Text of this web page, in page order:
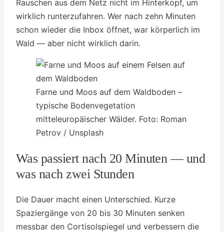
Rauschen aus dem Netz nicht im Hinterkopf, um
wirklich runterzufahren. Wer nach zehn Minuten
schon wieder die Inbox öffnet, war körperlich im
Wald — aber nicht wirklich darin.
Farne und Moos auf dem Waldboden –
typische Bodenvegetation
mitteleuropäischer Wälder. Foto: Roman
Petrov / Unsplash
Was passiert nach 20 Minuten — und
was nach zwei Stunden
Die Dauer macht einen Unterschied. Kurze
Spaziergänge von 20 bis 30 Minuten senken
messbar den Cortisolspiegel und verbessern die